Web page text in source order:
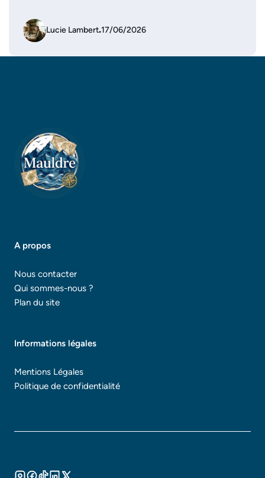
Lucie Lambert.17/06/2026
A propos
Nous contacter
Qui sommes-nous ?
Plan du site
Informations légales
Mentions Légales
Politique de confidentialité